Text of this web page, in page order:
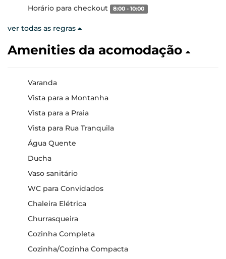
Horário para checkout 8:00 - 10:00
ver todas as regras
Amenities da acomodação
Varanda
Vista para a Montanha
Vista para a Praia
Vista para Rua Tranquila
Água Quente
Ducha
Vaso sanitário
WC para Convidados
Chaleira Elétrica
Churrasqueira
Cozinha Completa
Cozinha/Cozinha Compacta